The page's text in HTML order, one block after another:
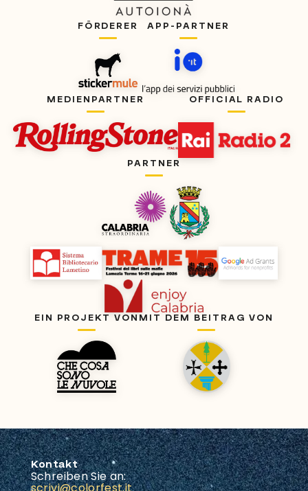
FÖRDERER APP-PARTNER
MEDIENPARTNER OFFICIAL RADIO
PARTNER
EIN PROJEKT VON MIT DEM BEITRAG VON
Kontakt
Schreiben Sie an: